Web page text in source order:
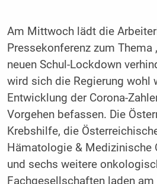
Am Mittwoch lädt die
Pressekonferenz zum Thema
neuen Schul-Lockdown
wird sich die Regierung wohl
Entwicklung der Corona-
Vorgehen befassen. Die
Krebshilfe, die
Hämatologie & Medizinische
und sechs weitere
Fachgesellschaften laden